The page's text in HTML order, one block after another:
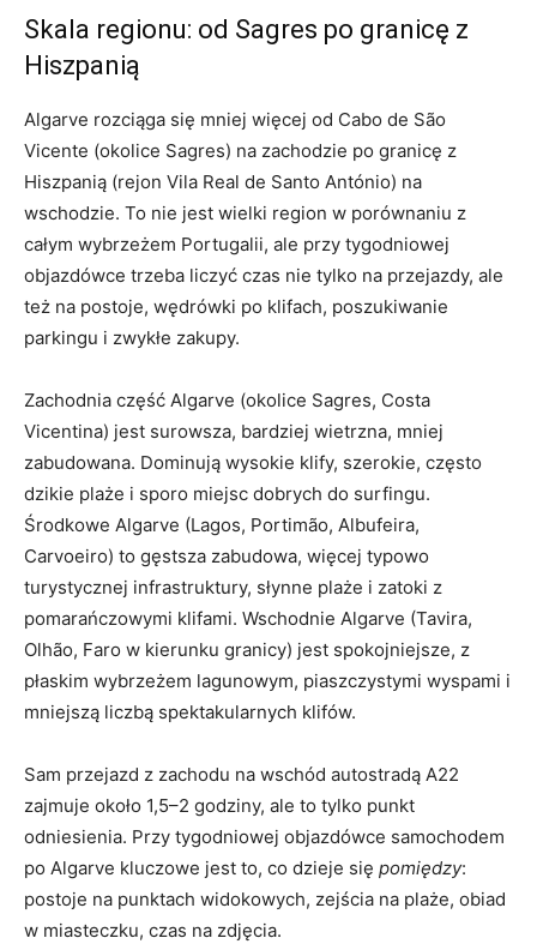
Skala regionu: od Sagres po granicę z
Hiszpanią
Algarve rozciąga się mniej więcej od Cabo de São
Vicente (okolice Sagres) na zachodzie po granicę z
Hiszpanią (rejon Vila Real de Santo António) na
wschodzie. To nie jest wielki region w porównaniu z
całym wybrzeżem Portugalii, ale przy tygodniowej
objazdówce trzeba liczyć czas nie tylko na przejazdy, ale
też na postoje, wędrówki po klifach, poszukiwanie
parkingu i zwykłe zakupy.
Zachodnia część Algarve (okolice Sagres, Costa
Vicentina) jest surowsza, bardziej wietrzna, mniej
zabudowana. Dominują wysokie klify, szerokie, często
dzikie plaże i sporo miejsc dobrych do surfingu.
Środkowe Algarve (Lagos, Portimão, Albufeira,
Carvoeiro) to gęstsza zabudowa, więcej typowo
turystycznej infrastruktury, słynne plaże i zatoki z
pomarańczowymi klifami. Wschodnie Algarve (Tavira,
Olhão, Faro w kierunku granicy) jest spokojniejsze, z
płaskim wybrzeżem lagunowym, piaszczystymi wyspami i
mniejszą liczbą spektakularnych klifów.
Sam przejazd z zachodu na wschód autostradą A22
zajmuje około 1,5–2 godziny, ale to tylko punkt
odniesienia. Przy tygodniowej objazdówce samochodem
po Algarve kluczowe jest to, co dzieje się pomiędzy:
postoje na punktach widokowych, zejścia na plaże, obiad
w miasteczku, czas na zdjęcia.